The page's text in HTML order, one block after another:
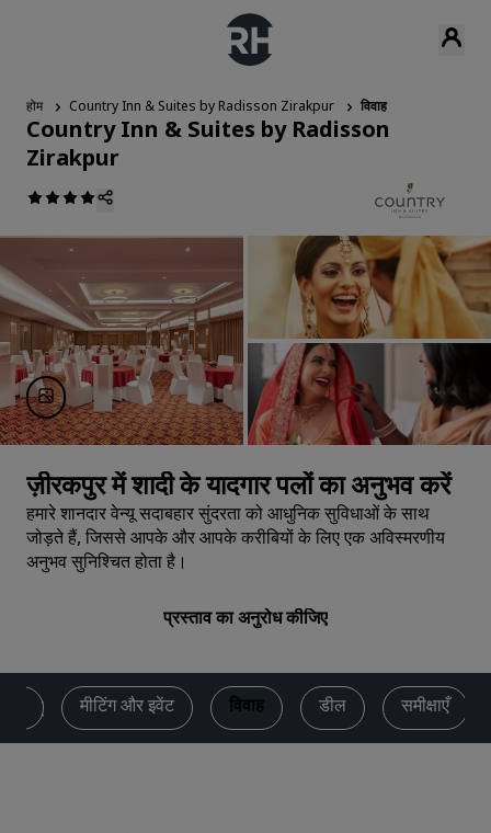
होम Country Inn & Suites by Radisson Zirakpur विवाह
Country Inn & Suites by Radisson
Zirakpur
ज़ीरकपुर में शादी के यादगार पलों का अनुभव करें
हमारे शानदार वेन्‍यू सदाबहार सुंदरता को आधुनिक सुविधाओं के साथ
जोड़ते हैं, जिससे आपके और आपके करीबियों के लिए एक अविस्मरणीय
अनुभव सुनिश्चित होता है।
प्रस्ताव का अनुरोध कीजिए
मीटिंग और इवेंट विवाह डील समीक्षाएँ